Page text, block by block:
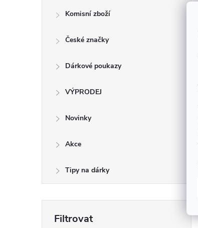
Komisní zboží
České značky
Dárkové poukazy
VÝPRODEJ
Novinky
Akce
Tipy na dárky